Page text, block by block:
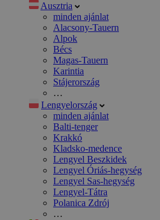
Ausztria
minden ajánlat
Alacsony-Tauern
Alpok
Bécs
Magas-Tauern
Karintia
Stájerország
…
Lengyelország
minden ajánlat
Balti-tenger
Krakkó
Kladsko-medence
Lengyel Beszkidek
Lengyel Óriás-hegység
Lengyel Sas-hegység
Lengyel-Tátra
Polanica Zdrój
…